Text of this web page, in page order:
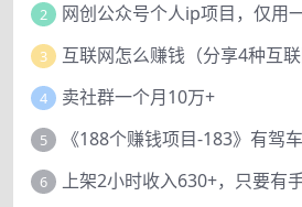
2
3 互联网怎么赚钱（分享4种互联
4 卖社群一个月10万+
5
6